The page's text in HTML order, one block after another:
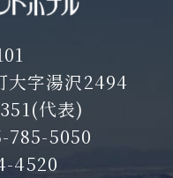
大字湯沢2494
(代表)
785-5050
4520